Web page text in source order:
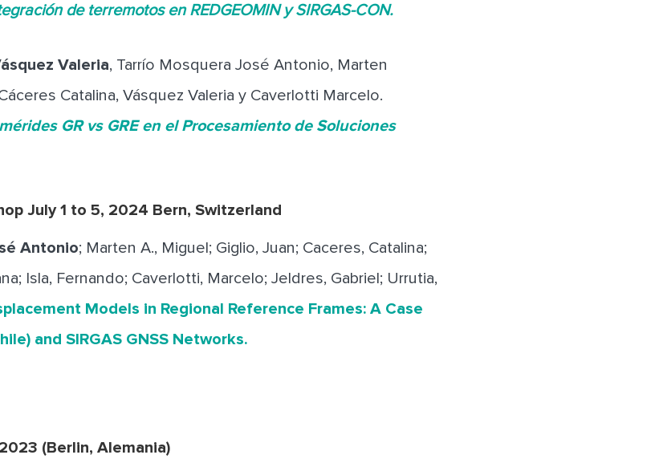
de terremotos en REDGEOMIN y SIRGAS-CON.
Valeria, Tarrío Mosquera José Antonio, Marten
Catalina, Vásquez Valeria y Caverlotti Marcelo.
GR vs GRE en el Procesamiento de Soluciones
July 1 to 5, 2024 Bern, Switzerland
Antonio; Marten A., Miguel; Giglio, Juan; Caceres, Catalina;
Isla, Fernando; Caverlotti, Marcelo; Jeldres, Gabriel; Urrutia,
Models in Regional Reference Frames: A Case
and SIRGAS GNSS Networks.
(Berlin, Alemania)